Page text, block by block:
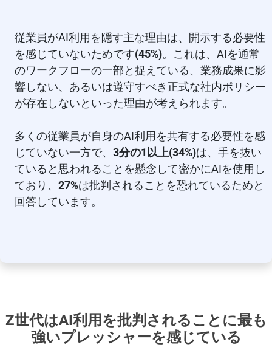
従業員がAI利用を隠す主な理由は、開示する必要性
を感じていないためです(45%)。これは、AIを通常
のワークフローの一部と捉えている、業務成果に影
響しない、あるいは遵守すべき正式な社内ポリシー
が存在しないといった理由が考えられます。
多くの従業員が自身のAI利用を共有する必要性を感
じていない一方で、 3分の1以上(34%)は、手を抜い
ていると思われることを懸念して密かにAIを使用し
ており、 27%は批判されることを恐れているためと
回答しています。
Z世代はAI利用を批判されることに最も
強いプレッシャーを感じている